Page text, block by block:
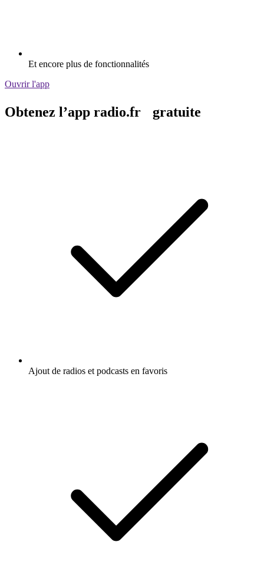
Et encore plus de fonctionnalités
Ouvrir l'app
Obtenez l’app radio.fr gratuite
Ajout de radios et podcasts en favoris